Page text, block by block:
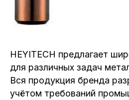
HEYITECH предлагает
для различных задач
Вся продукция бренда
учётом требований